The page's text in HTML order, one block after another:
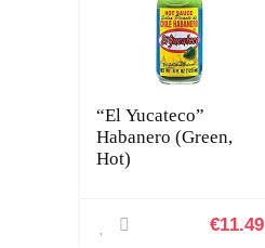
“El Yucateco”
Habanero (Green,
Hot)
€11.49